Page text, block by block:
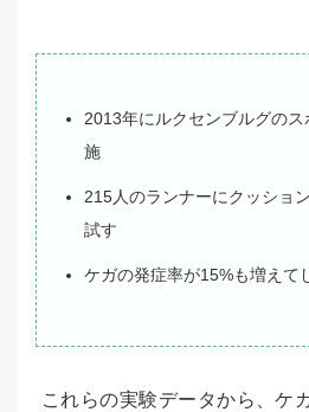
2013年にルクセンブルグの
施
215人のランナーにクッショ
試す
ケガの発症率が15%も増えて
これらの実験データから、ケ